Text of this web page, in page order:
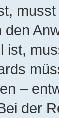
ist,
–
der